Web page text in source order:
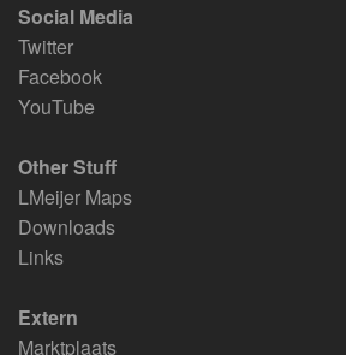
Social Media
Twitter
Facebook
YouTube
Other Stuff
LMeijer Maps
Downloads
Links
Extern
Marktplaats